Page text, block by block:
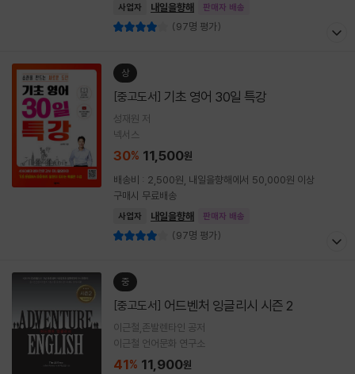
사업자 내일을향해 판매자 배송
(97명 평가)
상
[중고도서] 기초 영어 30일 특강
성재원 저
넥서스
30% 11,500원
배송비 : 2,500원, 내일을향해에서 50,000원 이상
구매시 무료배송
사업자 내일을향해 판매자 배송
(97명 평가)
중
[중고도서] 어드벤처 잉글리시 시즌 2
이근철,존발렌타인 공저
이근철 언어문화 연구소
41% 11,900원